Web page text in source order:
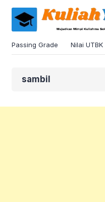
Passing Grade Nilai UTBK
sambil